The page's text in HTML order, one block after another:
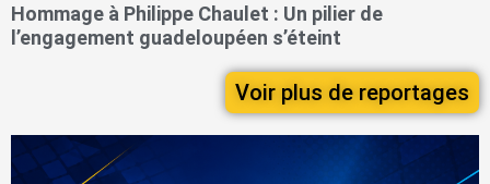
Hommage à Philippe Chaulet : Un pilier de
l’engagement guadeloupéen s’éteint
Voir plus de reportages